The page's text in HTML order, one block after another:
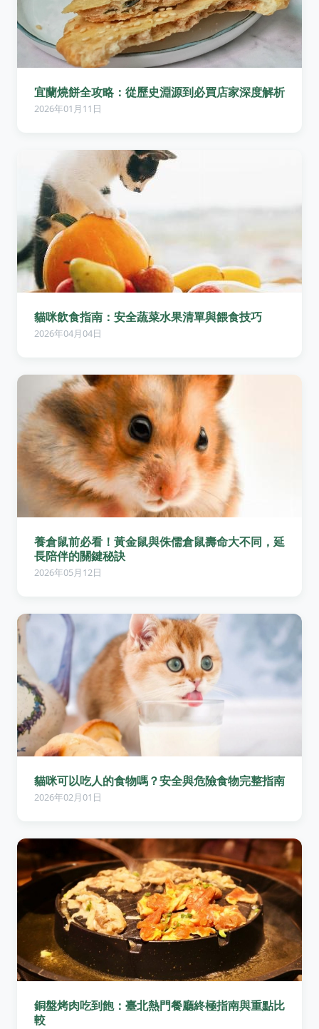
宜蘭燒餅全攻略：從歷史淵源到必買店家深度解析
2026年01月11日
貓咪飲食指南：安全蔬菜水果清單與餵食技巧
2026年04月04日
養倉鼠前必看！黃金鼠與侏儒倉鼠壽命大不同，延
長陪伴的關鍵秘訣
2026年05月12日
貓咪可以吃人的食物嗎？安全與危險食物完整指南
2026年02月01日
銅盤烤肉吃到飽：臺北熱門餐廳終極指南與重點比
較